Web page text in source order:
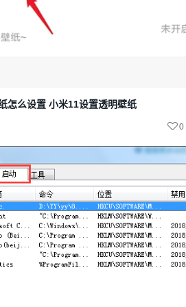
怎么设置 小米11设置透明壁纸
0